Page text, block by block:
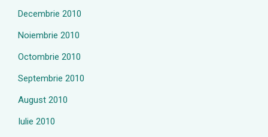
Decembrie 2010
Noiembrie 2010
Octombrie 2010
Septembrie 2010
August 2010
Iulie 2010